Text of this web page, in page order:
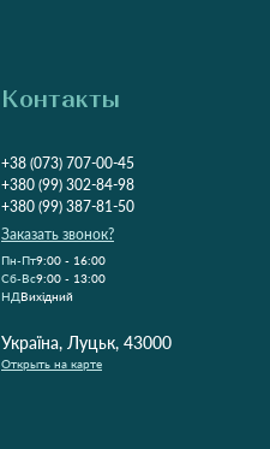
Контакты
+38 (073) 707-00-45
+380 (99) 302-84-98
+380 (99) 387-81-50
Заказать звонок?
Пн-Пт9:00 - 16:00
Cб-Вс9:00 - 13:00
НДВихідний
Україна, Луцьк, 43000
Открыть на карте